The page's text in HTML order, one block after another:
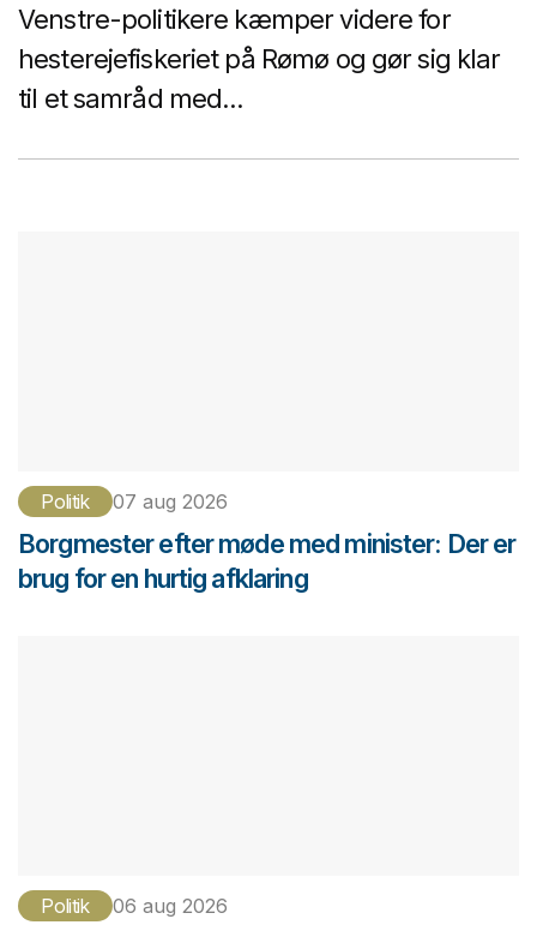
Venstre-politikere kæmper videre for
hesterejefiskeriet på Rømø og gør sig klar
til et samråd med...
Politik 07 aug 2026
Borgmester efter møde med minister: Der er
brug for en hurtig afklaring
Politik 06 aug 2026